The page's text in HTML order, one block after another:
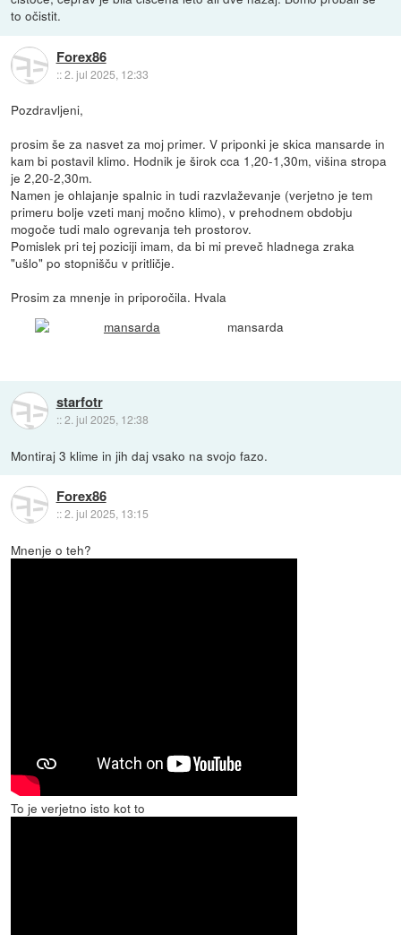
to očistit.
Forex86
::2. jul 2025, 12:33
Pozdravljeni,
prosim še za nasvet za moj primer. V priponki je skica mansarde in
kam bi postavil klimo. Hodnik je širok cca 1,20-1,30m, višina stropa
je 2,20-2,30m.
Namen je ohlajanje spalnic in tudi razvlaževanje (verjetno je tem
primeru bolje vzeti manj močno klimo), v prehodnem obdobju
mogoče tudi malo ogrevanja teh prostorov.
Pomislek pri tej poziciji imam, da bi mi preveč hladnega zraka
"ušlo" po stopnišču v pritličje.
Prosim za mnenje in priporočila. Hvala
mansarda
starfotr
::2. jul 2025, 12:38
Montiraj 3 klime in jih daj vsako na svojo fazo.
Forex86
::2. jul 2025, 13:15
Mnenje o teh?
To je verjetno isto kot to